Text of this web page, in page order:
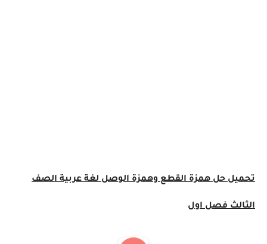
تحميل حل همزة القطع وهمزة الوصل لغة عربية الصف
الثالث فصل اول